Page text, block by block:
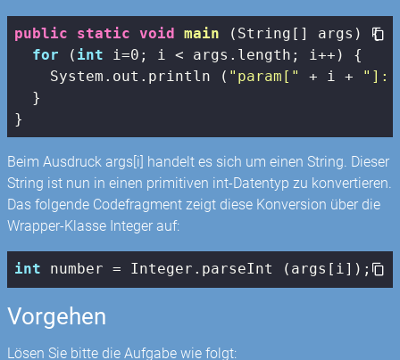
public static void main (String[] args)
{
for ( int i=0 ; i < args.length; i++) {
    System.out.println (
"param[" + i + "]:
  }
}
Beim Ausdruck args[i] handelt es sich um einen String. Dieser
String ist nun in einen primitiven int-Datentyp zu konvertieren.
Das folgende Codefragment zeigt diese Konversion über die
Wrapper-Klasse Integer auf:
int number = Integer.parseInt (args[i]);
Vorgehen
Lösen Sie bitte die Aufgabe wie folgt: